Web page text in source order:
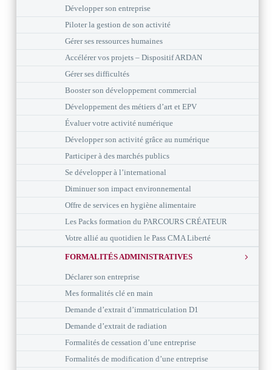
Développer son entreprise
Piloter la gestion de son activité
Gérer ses ressources humaines
Accélérer vos projets – Dispositif ARDAN
Gérer ses difficultés
Booster son développement commercial
Développement des métiers d’art et EPV
Évaluer votre activité numérique
Développer son activité grâce au numérique
Participer à des marchés publics
Se développer à l’international
Diminuer son impact environnemental
Offre de services en hygiène alimentaire
Les Packs formation du PARCOURS CRÉATEUR
Votre allié au quotidien le Pass CMA Liberté
FORMALITÉS ADMINISTRATIVES
Déclarer son entreprise
Mes formalités clé en main
Demande d’extrait d’immatriculation D1
Demande d’extrait de radiation
Formalités de cessation d’une entreprise
Formalités de modification d’une entreprise